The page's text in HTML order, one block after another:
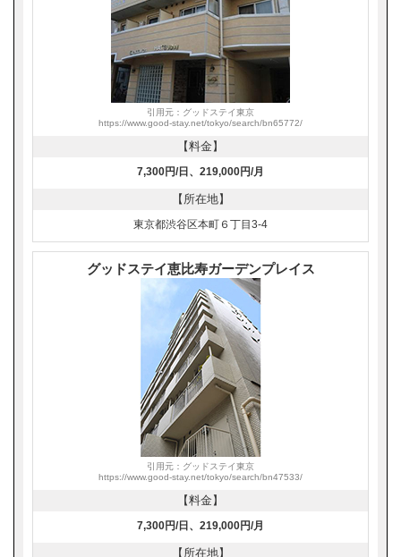
引用元：グッドステイ東京
https://www.good-stay.net/tokyo/search/bn65772/
【料金】
7,300円/日、219,000円/月
【所在地】
東京都渋谷区本町６丁目3-4
グッドステイ恵比寿ガーデンプレイス
引用元：グッドステイ東京
https://www.good-stay.net/tokyo/search/bn47533/
【料金】
7,300円/日、219,000円/月
【所在地】